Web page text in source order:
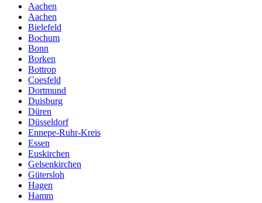
Aachen
Aachen
Bielefeld
Bochum
Bonn
Borken
Bottrop
Coesfeld
Dortmund
Duisburg
Düren
Düsseldorf
Ennepe-Ruhr-Kreis
Essen
Euskirchen
Gelsenkirchen
Gütersloh
Hagen
Hamm